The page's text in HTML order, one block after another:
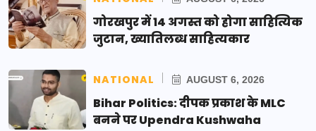
गोरखपुर में 14 अगस्त को होगा साहित्यिक
जुटान, ख्यातिलब्ध साहित्यकार
NATIONAL AUGUST 6, 2026
Bihar Politics: दीपक प्रकाश के MLC
बनने पर Upendra Kushwaha